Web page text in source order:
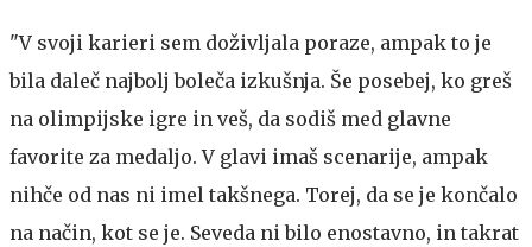
"V svoji karieri sem doživljala poraze, ampak to je
bila daleč najbolj boleča izkušnja. Še posebej, ko greš
na olimpijske igre in veš, da sodiš med glavne
favorite za medaljo. V glavi imaš scenarije, ampak
nihče od nas ni imel takšnega. Torej, da se je končalo
na način, kot se je. Seveda ni bilo enostavno, in takrat